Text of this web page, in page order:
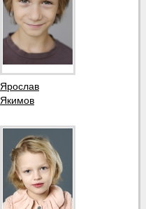
Ярослав
Якимов